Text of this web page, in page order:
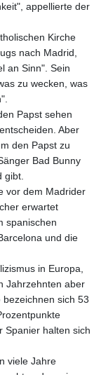
appellierte der
Kirche
nach Madrid,
an Sinn". Sein
zu wecken, was
Papst sehen
Aber
den Papst zu
Bad Bunny
gibt.
vor dem Madrider
erwartet
spanischen
und die
in Europa,
Jahrzehnten aber
sich 53
Spanier halten sich
viele Jahre